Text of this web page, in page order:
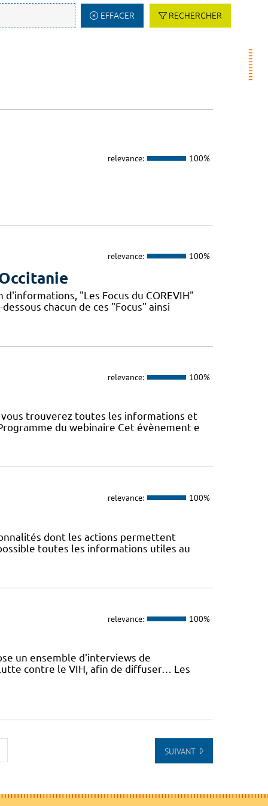
EFFACER RECHERCHER
relevance: 100%
relevance: 100%
"Les Focus du COREVIH"
chacun de ces "Focus" ainsi
relevance: 100%
vous trouverez toutes les informations et
du webinaire Cet évènement e
relevance: 100%
dont les actions permettent
toutes les informations utiles au
relevance: 100%
un ensemble d'interviews de
contre le VIH, afin de diffuser… Les
SUIVANT